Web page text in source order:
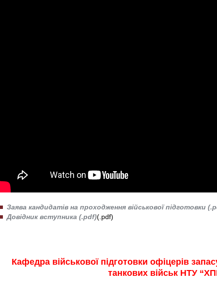
Заява кандидатів на проходження військової підготовки
Довідник вступника (.pdf)(.pdf)
Кафедра військової підготовки офіцерів
танкових військ НТУ